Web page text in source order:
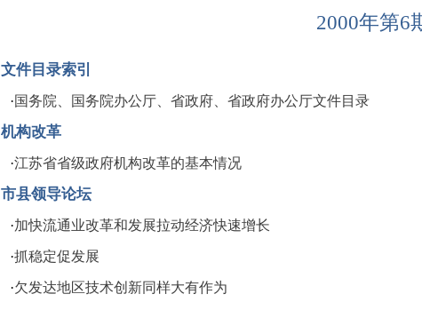
2000年第6
文件目录索引
·国务院、国务院办公厅、省政府、省政府办公厅文件目录
机构改革
·江苏省省级政府机构改革的基本情况
市县领导论坛
·加快流通业改革和发展拉动经济快速增长
·抓稳定促发展
·欠发达地区技术创新同样大有作为